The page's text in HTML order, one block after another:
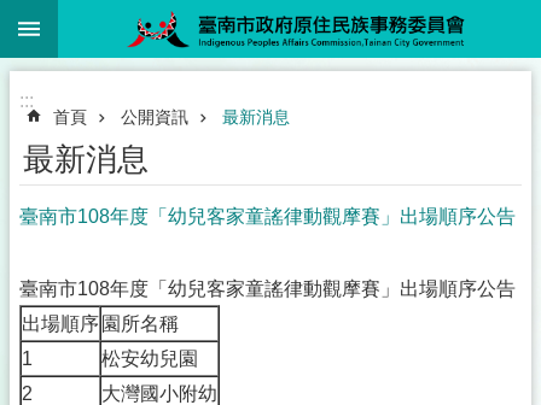
跳到主要內容區塊
:::
首頁 公開資訊 最新消息
最新消息
臺南市108年度「幼兒客家童謠律動觀摩賽」出場順序公告
臺南市108年度「幼兒客家童謠律動觀摩賽」出場順序公告
出場順序 園所名稱
1
松安幼兒園
2
大灣國小附幼